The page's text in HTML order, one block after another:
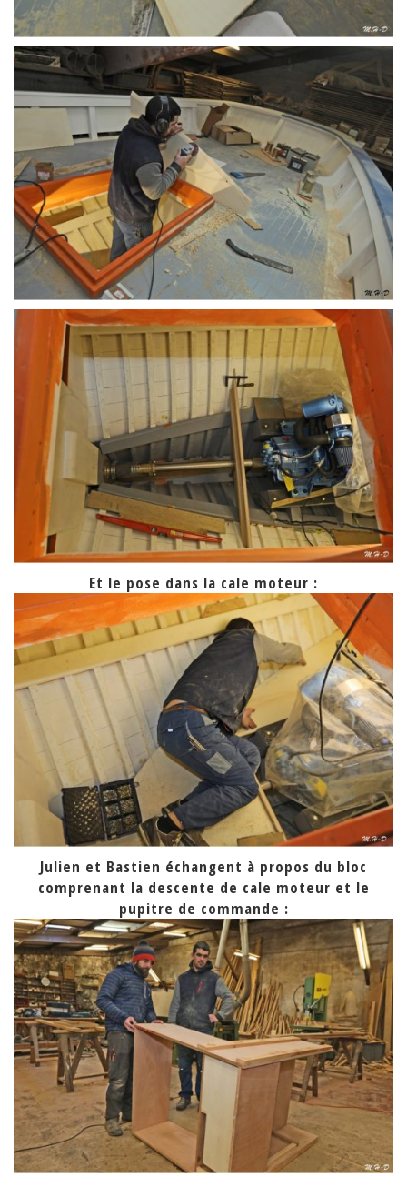
Et le pose dans la cale moteur :
Julien et Bastien échangent à propos du bloc
comprenant la descente de cale moteur et le
pupitre de commande :